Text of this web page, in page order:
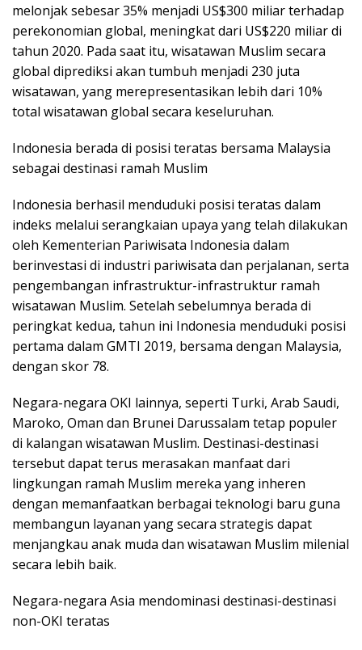
melonjak sebesar 35% menjadi US$300 miliar terhadap
perekonomian global, meningkat dari US$220 miliar di
tahun 2020. Pada saat itu, wisatawan Muslim secara
global diprediksi akan tumbuh menjadi 230 juta
wisatawan, yang merepresentasikan lebih dari 10%
total wisatawan global secara keseluruhan.
Indonesia berada di posisi teratas bersama Malaysia
sebagai destinasi ramah Muslim
Indonesia berhasil menduduki posisi teratas dalam
indeks melalui serangkaian upaya yang telah dilakukan
oleh Kementerian Pariwisata Indonesia dalam
berinvestasi di industri pariwisata dan perjalanan, serta
pengembangan infrastruktur-infrastruktur ramah
wisatawan Muslim. Setelah sebelumnya berada di
peringkat kedua, tahun ini Indonesia menduduki posisi
pertama dalam GMTI 2019, bersama dengan Malaysia,
dengan skor 78.
Negara-negara OKI lainnya, seperti Turki, Arab Saudi,
Maroko, Oman dan Brunei Darussalam tetap populer
di kalangan wisatawan Muslim. Destinasi-destinasi
tersebut dapat terus merasakan manfaat dari
lingkungan ramah Muslim mereka yang inheren
dengan memanfaatkan berbagai teknologi baru guna
membangun layanan yang secara strategis dapat
menjangkau anak muda dan wisatawan Muslim milenial
secara lebih baik.
Negara-negara Asia mendominasi destinasi-destinasi
non-OKI teratas